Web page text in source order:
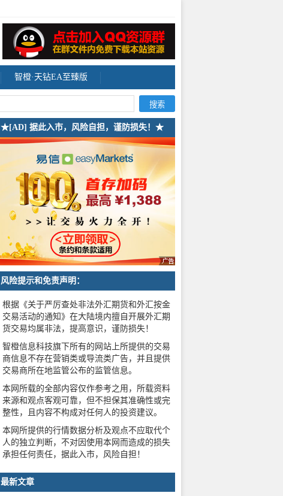
智橙·天钻EA至臻版
★[AD] 据此入市，风险自担，谨防损失！★
风险提示和免责声明：
根据《关于严厉查处非法外汇期货和外汇按金
交易活动的通知》在大陆境内擅自开展外汇期
货交易均属非法，提高意识，谨防损失！
智橙信息科技旗下所有的网站上所提供的交易
商信息不存在营销类或导流类广告，并且提供
交易商所在地监管公布的监管信息。
本网所载的全部内容仅作参考之用，所载资料
来源和观点客观可靠，但不担保其准确性或完
整性，且内容不构成对任何人的投资建议。
本网所提供的行情数据分析及观点不应取代个
人的独立判断，不对因使用本网而造成的损失
承担任何责任，据此入市，风险自担！
最新文章